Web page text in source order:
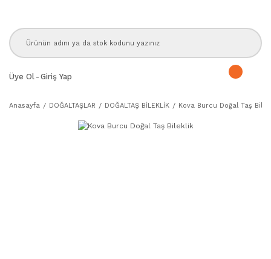
Üye Ol - Giriş Yap
Anasayfa DOĞALTAŞLAR DOĞALTAŞ BİLEKLİK Kova Burcu Doğal Taş